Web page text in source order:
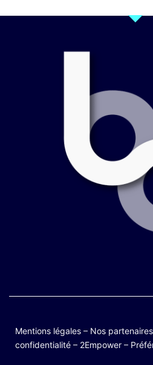
Mentions légales – Nos partenaires
confidentialité – 2Empower –